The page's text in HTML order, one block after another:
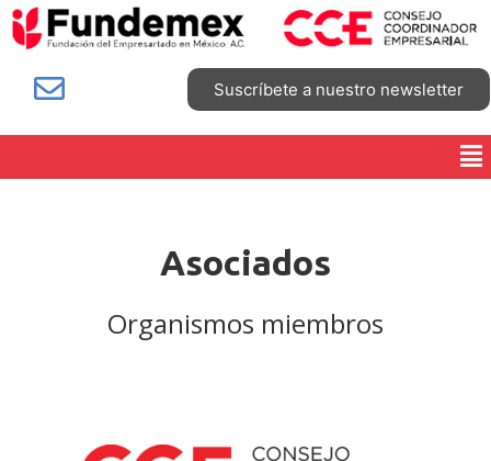
Suscríbete a nuestro newsletter
Asociados
Organismos miembros